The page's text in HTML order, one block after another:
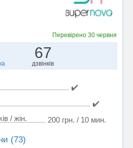
Перевірено30 червня
67
дзвінків
✔️
✔️
/ жін.
200 грн. / 10 мин.
(73)